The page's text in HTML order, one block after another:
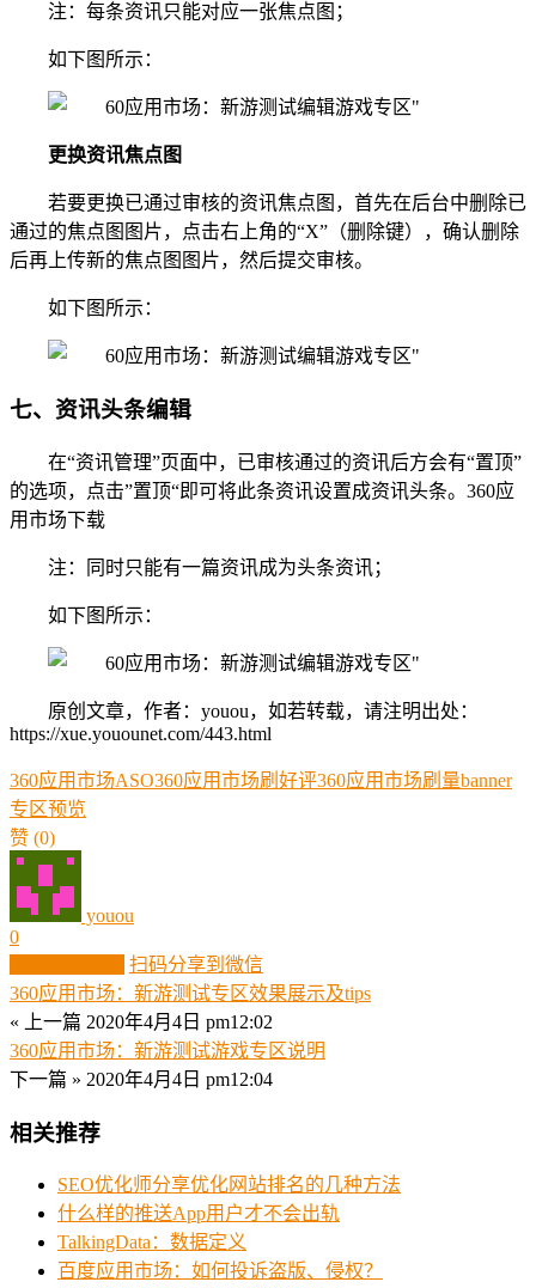
注：每条资讯只能对应一张焦点图；
如下图所示：
更换资讯焦点图
若要更换已通过审核的资讯焦点图，首先在后台中删除已
通过的焦点图图片，点击右上角的“X”（删除键），确认删除
后再上传新的焦点图图片，然后提交审核。
如下图所示：
七、资讯头条编辑
在“资讯管理”页面中，已审核通过的资讯后方会有“置顶”
的选项，点击”置顶“即可将此条资讯设置成资讯头条。360应
用市场下载
注：同时只能有一篇资讯成为头条资讯；
如下图所示：
原创文章，作者：youou，如若转载，请注明出处：
https://xue.youounet.com/443.html
360应用市场ASO360应用市场刷好评360应用市场刷量banner
专区预览
赞 (0)
youou
0
扫码分享到微信
360应用市场：新游测试专区效果展示及tips
« 上一篇 2020年4月4日 pm12:02
360应用市场：新游测试游戏专区说明
下一篇 » 2020年4月4日 pm12:04
相关推荐
SEO优化师分享优化网站排名的几种方法
什么样的推送App用户才不会出轨
TalkingData：数据定义
百度应用市场：如何投诉盗版、侵权？